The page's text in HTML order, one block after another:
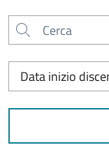
Cerca
Ordina per